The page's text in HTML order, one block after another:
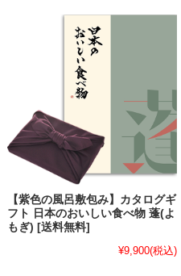
【紫色の風呂敷包み】カタログギ
フト 日本のおいしい食べ物 蓬(よ
もぎ) [送料無料]
¥9,900(税込)